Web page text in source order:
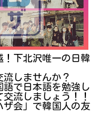
！下北沢唯一の日韓
しませんか？
で日本語を勉強し
流しましょう！！
ザ会」で韓国人の友